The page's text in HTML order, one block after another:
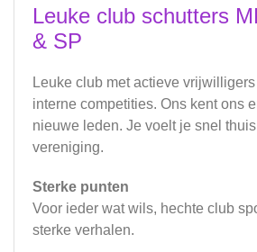
Leuke club schutters
& SP
Leuke club met actieve
interne competities. Ons kent ons
nieuwe leden. Je voelt je snel
vereniging.
Sterke punten
Voor ieder wat wils, hechte club
sterke verhalen.